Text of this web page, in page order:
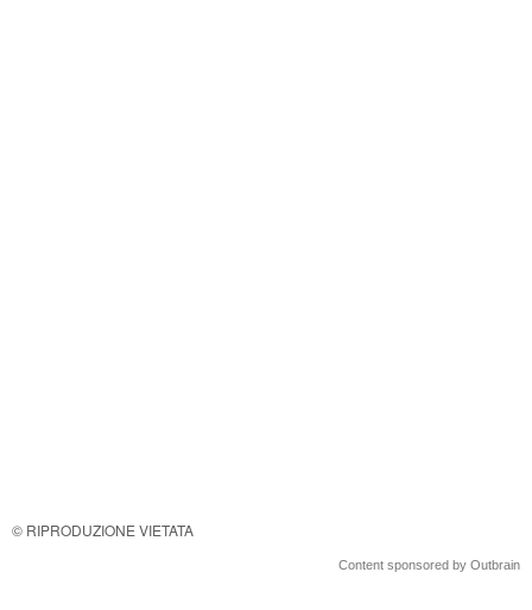
© RIPRODUZIONE VIETATA
Content sponsored by Outbrain